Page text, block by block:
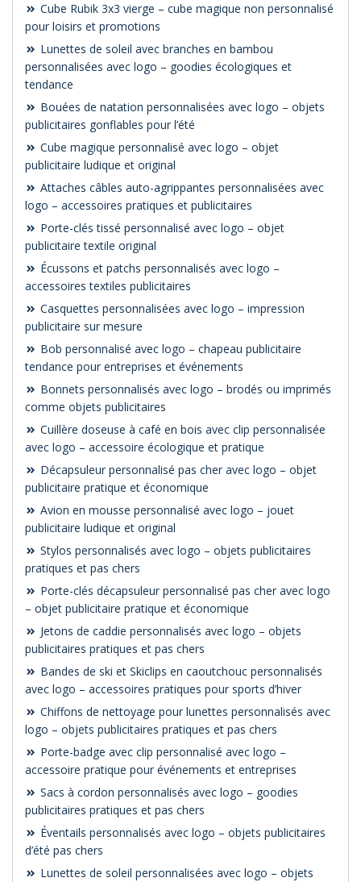
Cube Rubik 3x3 vierge – cube magique non personnalisé
pour loisirs et promotions
Lunettes de soleil avec branches en bambou
personnalisées avec logo – goodies écologiques et
tendance
Bouées de natation personnalisées avec logo – objets
publicitaires gonflables pour l’été
Cube magique personnalisé avec logo – objet
publicitaire ludique et original
Attaches câbles auto-agrippantes personnalisées avec
logo – accessoires pratiques et publicitaires
Porte-clés tissé personnalisé avec logo – objet
publicitaire textile original
Écussons et patchs personnalisés avec logo –
accessoires textiles publicitaires
Casquettes personnalisées avec logo – impression
publicitaire sur mesure
Bob personnalisé avec logo – chapeau publicitaire
tendance pour entreprises et événements
Bonnets personnalisés avec logo – brodés ou imprimés
comme objets publicitaires
Cuillère doseuse à café en bois avec clip personnalisée
avec logo – accessoire écologique et pratique
Décapsuleur personnalisé pas cher avec logo – objet
publicitaire pratique et économique
Avion en mousse personnalisé avec logo – jouet
publicitaire ludique et original
Stylos personnalisés avec logo – objets publicitaires
pratiques et pas chers
Porte-clés décapsuleur personnalisé pas cher avec logo
– objet publicitaire pratique et économique
Jetons de caddie personnalisés avec logo – objets
publicitaires pratiques et pas chers
Bandes de ski et Skiclips en caoutchouc personnalisés
avec logo – accessoires pratiques pour sports d’hiver
Chiffons de nettoyage pour lunettes personnalisés avec
logo – objets publicitaires pratiques et pas chers
Porte-badge avec clip personnalisé avec logo –
accessoire pratique pour événements et entreprises
Sacs à cordon personnalisés avec logo – goodies
publicitaires pratiques et pas chers
Éventails personnalisés avec logo – objets publicitaires
d’été pas chers
Lunettes de soleil personnalisées avec logo – objets